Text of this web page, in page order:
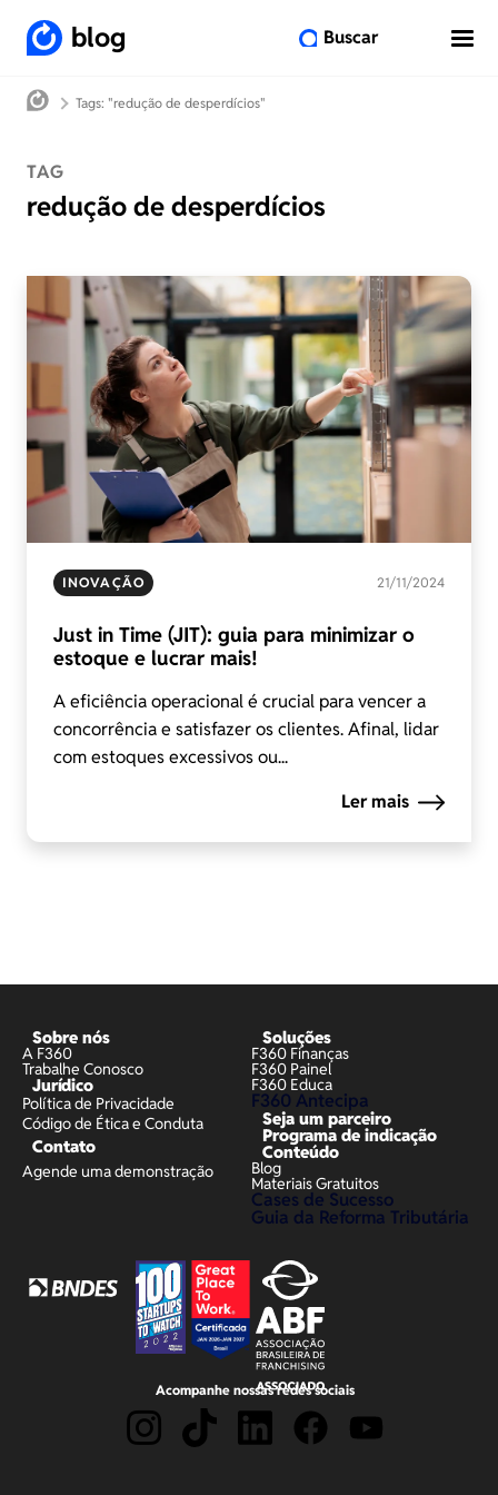
blog Buscar
Tags: "redução de desperdícios"
TAG
redução de desperdícios
INOVAÇÃO 21/11/2024
Just in Time (JIT): guia para minimizar o
estoque e lucrar mais!
A eficiência operacional é crucial para vencer a
concorrência e satisfazer os clientes. Afinal, lidar
com estoques excessivos ou...
Ler mais
Sobre nós
A F360
Trabalhe Conosco
Jurídico
Política de Privacidade
Código de Ética e Conduta
Contato
Agende uma demonstração
Soluções
F360 Finanças
F360 Painel
F360 Educa
F360 Antecipa
Seja um parceiro
Programa de indicação
Conteúdo
Blog
Materiais Gratuitos
Cases de Sucesso
Guia da Reforma Tributária
Acompanhe nossas redes sociais